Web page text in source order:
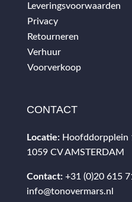
Leveringsvoorwaarden
Privacy
Retourneren
Verhuur
Voorverkoop
CONTACT
Locatie: Hoofddorpplein
1059 CV AMSTERDAM
Contact: +31 (0)20 615
info@tonovermars.nl